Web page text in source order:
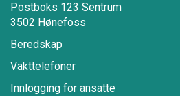
Postboks 123 Sentrum
3502 Hønefoss
Beredskap
Vakttelefoner
Innlogging for ansatte